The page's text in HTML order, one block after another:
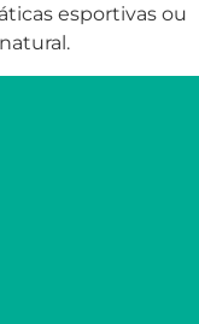
esportivas ou